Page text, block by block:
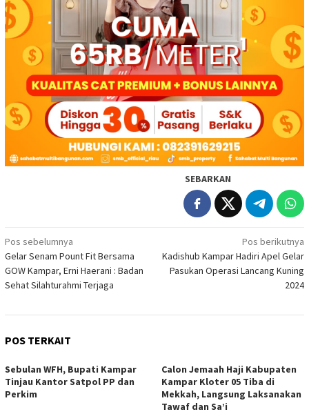
SEBARKAN
Navigasi
pos
Pos sebelumnya
Gelar Senam Pount Fit Bersama
GOW Kampar, Erni Haerani : Badan
Sehat Silahturahmi Terjaga
Pos berikutnya
Kadishub Kampar Hadiri Apel Gelar
Pasukan Operasi Lancang Kuning
2024
POS TERKAIT
Sebulan WFH, Bupati Kampar
Tinjau Kantor Satpol PP dan
Perkim
Calon Jemaah Haji Kabupaten
Kampar Kloter 05 Tiba di
Mekkah, Langsung Laksanakan
Tawaf dan Sa’i